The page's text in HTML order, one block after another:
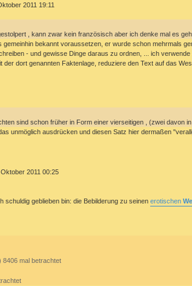
2011 19:11
, kann zwar kein französisch aber ich denke mal es
gemeinhin bekannt voraussetzen, er wurde schon mehrmals
- und gewisse Dinge daraus zu ordnen, ... ich
dort genannten Faktenlage, reduziere den Text auf das
sind schon früher in Form einer vierseitigen , (zwei davon
unmöglich ausdrücken und diesen Satz hier dermaßen
Oktober 2011 00:25
schuldig geblieben bin: die Bebilderung zu seinen erotischen
8406 mal betrachtet